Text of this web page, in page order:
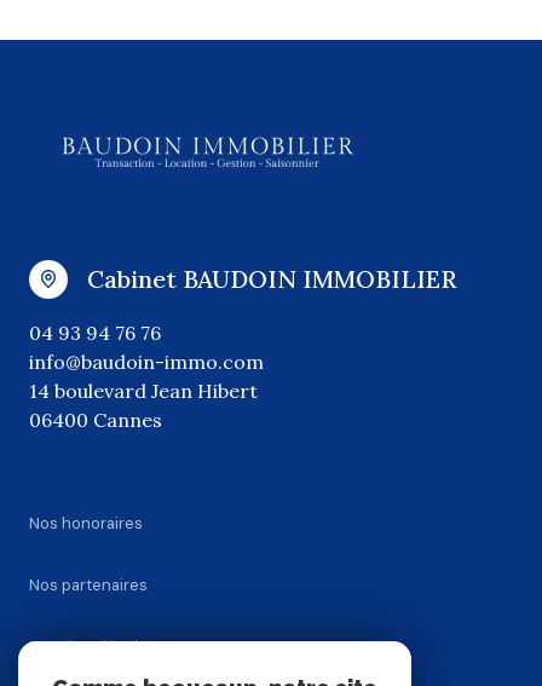
Cabinet BAUDOIN IMMOBILIER
04 93 94 76 76
info@baudoin-immo.com
14 boulevard Jean Hibert
06400 Cannes
Nos honoraires
Nos partenaires
Mentions légales